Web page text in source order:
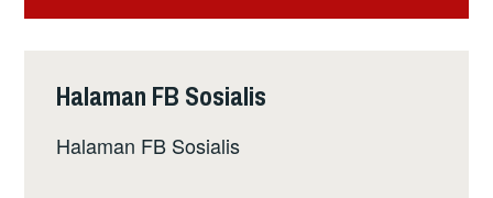
Halaman FB Sosialis
Halaman FB Sosialis